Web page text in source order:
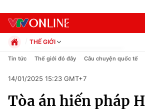
Chuyên mục
THẾ GIỚI
Chính trị
Pháp luật
Kinh tế
Tin tức Thế giới đó đây Câu chuyện quốc tế
14/01/2025 15:23 GMT+7
Tòa án hiến pháp